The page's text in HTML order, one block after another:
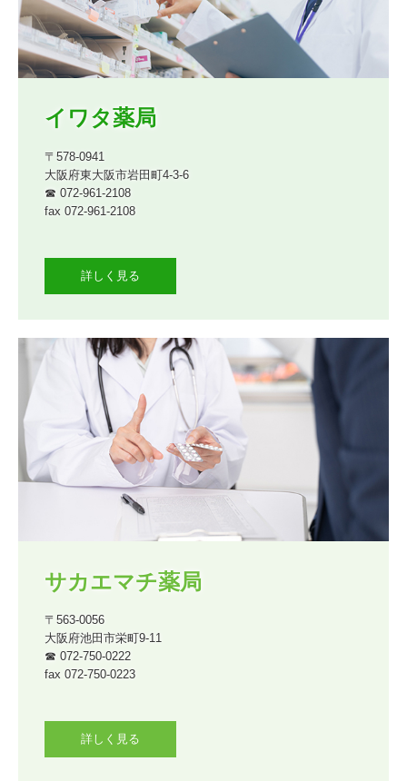
イワタ薬局
〒578-0941
大阪府東大阪市岩田町4-3-6
☎ 072-961-2108
fax 072-961-2108
詳しく見る
サカエマチ薬局
〒563-0056
大阪府池田市栄町9-11
☎ 072-750-0222
fax 072-750-0223
詳しく見る